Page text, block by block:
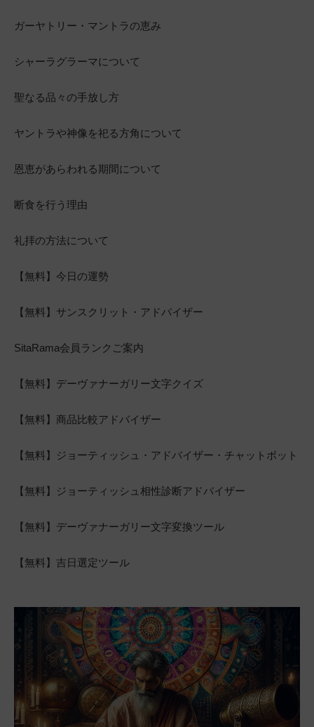
ガーヤトリー・マントラの恵み
シャーラグラーマについて
聖なる品々の手放し方
ヤントラや神像を祀る方角について
恩恵があらわれる期間について
断食を行う理由
礼拝の方法について
【無料】今日の運勢
【無料】サンスクリット・アドバイザー
SitaRama会員ランクご案内
【無料】デーヴァナーガリー文字クイズ
【無料】商品比較アドバイザー
【無料】ジョーティッシュ・アドバイザー・チャットボット
【無料】ジョーティッシュ相性診断アドバイザー
【無料】デーヴァナーガリー文字変換ツール
【無料】吉日選定ツール